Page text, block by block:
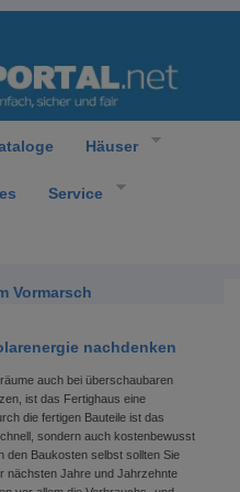
Häuser
Service
Vormarsch
nachdenken
auch bei überschaubaren
ist das Fertighaus eine
die fertigen Bauteile ist das
sondern auch kostenbewusst
den Baukosten selbst sollten Sie
nächsten Jahre und Jahrzehnte